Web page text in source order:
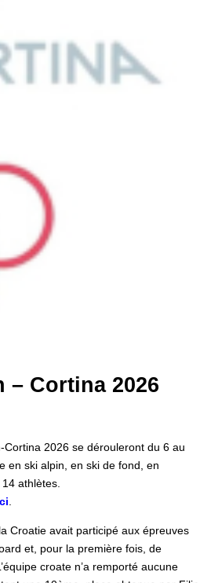
– Cortina 2026
Cortina 2026 se dérouleront du 6 au
en ski alpin, en ski de fond, en
athlètes.
Croatie avait participé aux épreuves
et, pour la première fois, de
croate n’a remporté aucune